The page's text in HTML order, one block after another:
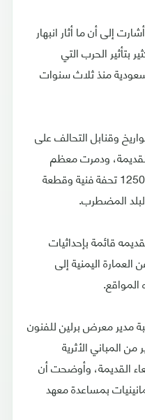
إلى أن ما أثار انبهار
بتأثير الحرب التي
منذ ثلاث سنوات
وقنابل التحالف على
القديمة، ودمرت معظم
مقتنيات متحف ذمار الذي يضم 12500 تحفة فنية وقطعة
المضطرب.
قائمة بإحداثيات
العمارة اليمنية إلى
المواقع.
مدير معرض برلين للفنون
المباني الأثرية
القديمة، وأوضحت أن
بمساعدة معهد